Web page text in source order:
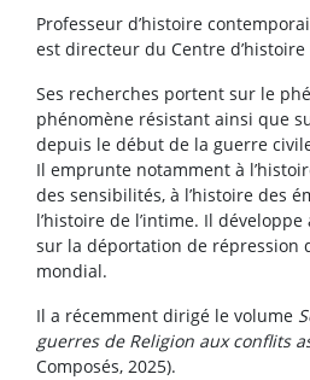
Professeur d’histoire
est directeur du Centre d’histoire
Ses recherches portent sur le
phénomène résistant ainsi que
depuis le début de la guerre
Il emprunte notamment à
des sensibilités, à l’histoire des
l’histoire de l’intime. Il
sur la déportation de répression
mondial.
Il a récemment dirigé le volume
guerres de Religion aux conflits
Composés, 2025).